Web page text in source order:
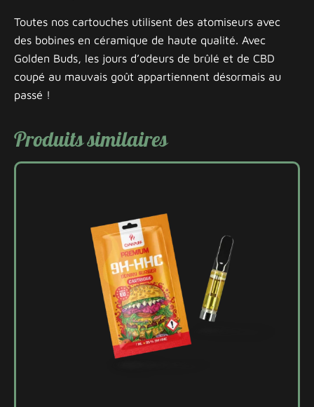
Toutes nos cartouches utilisent des atomiseurs avec
des bobines en céramique de haute qualité. Avec
Golden Buds, les jours d’odeurs de brûlé et de CBD
coupé au mauvais goût appartiennent désormais au
passé !
Produits similaires